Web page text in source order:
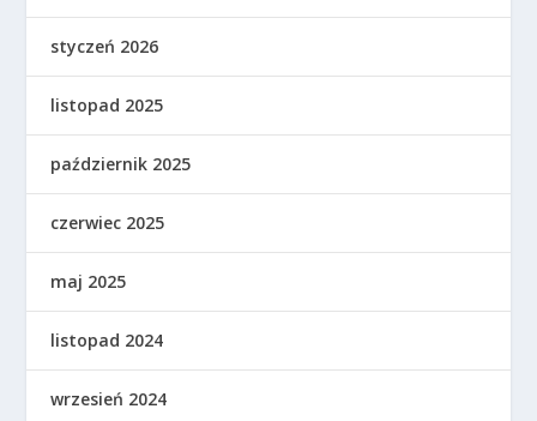
styczeń 2026
listopad 2025
październik 2025
czerwiec 2025
maj 2025
listopad 2024
wrzesień 2024